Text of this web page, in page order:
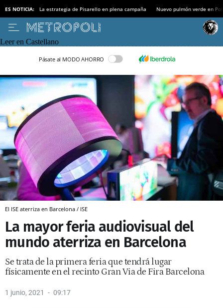
ES NOTICIA: La estrategia de Pisarello en plena campaña Nuevo pulmón verde en
Leer en Castellano
Pásate al MODO AHORRO
El ISE aterriza en Barcelona / ISE
La mayor feria audiovisual del
mundo aterriza en Barcelona
Se trata de la primera feria que tendrá lugar
físicamente en el recinto Gran Via de Fira Barcelona
1 junio, 2021 09:17